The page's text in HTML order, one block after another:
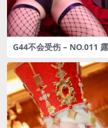
G44不会受伤 – NO.011